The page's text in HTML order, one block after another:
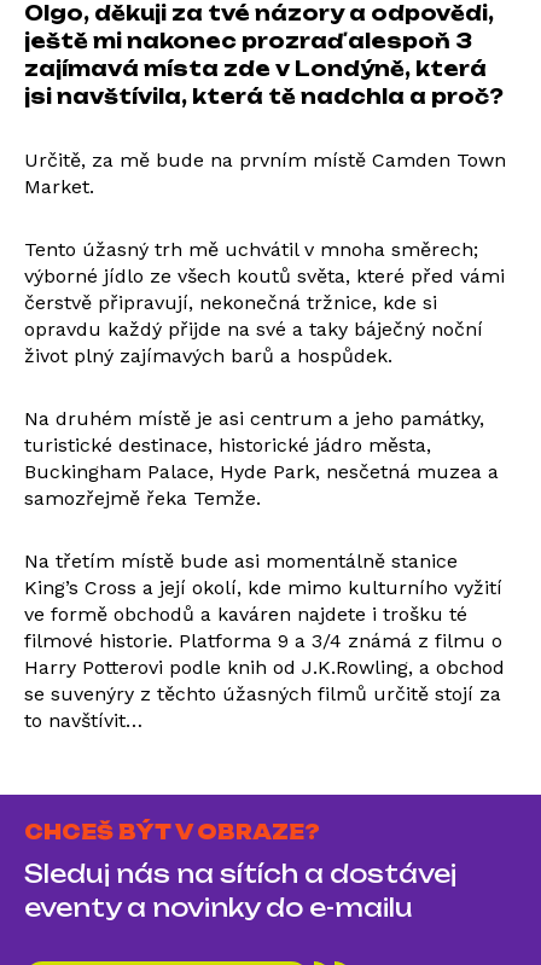
Olgo, děkuji za tvé názory a odpovědi,
ještě mi nakonec prozraď alespoň 3
zajímavá místa zde v Londýně, která
jsi navštívila, která tě nadchla a proč?
Určitě, za mě bude na prvním místě Camden Town
Market.
Tento úžasný trh mě uchvátil v mnoha směrech;
výborné jídlo ze všech koutů světa, které před vámi
čerstvě připravují, nekonečná tržnice, kde si
opravdu každý přijde na své a taky báječný noční
život plný zajímavých barů a hospůdek.
Na druhém místě je asi centrum a jeho památky,
turistické destinace, historické jádro města,
Buckingham Palace, Hyde Park, nesčetná muzea a
samozřejmě řeka Temže.
Na třetím místě bude asi momentálně stanice
King’s Cross a její okolí, kde mimo kulturního vyžití
ve formě obchodů a kaváren najdete i trošku té
filmové historie. Platforma 9 a 3/4 známá z filmu o
Harry Potterovi podle knih od J.K.Rowling, a obchod
se suvenýry z těchto úžasných filmů určitě stojí za
to navštívit…
CHCEŠ BÝT V OBRAZE?
Sleduj nás na sítích a dostávej
eventy a novinky do e-mailu